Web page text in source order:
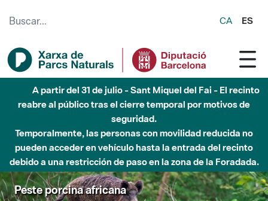
CA ES
A partir del 31 de julio - Sant Miquel del Fai - El recinto
reabre al público tras el cierre temporal por motivos de
seguridad.
Temporalmente, las personas con movilidad reducida no
pueden acceder en vehículo hasta la entrada del recinto
debido a una restricción de paso en la zona de la Foradada.
Peste porcina africana